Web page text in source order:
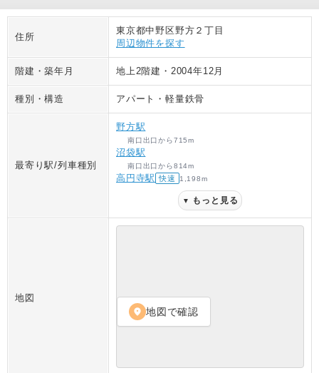
住所
東京都中野区野方２丁目
周辺物件を探す
階建・築年月 地上2階建 ・ 2004年12月
種別・構造 アパート ・軽量鉄骨
最寄り駅/列車種別
野方駅
南口出口から715m
沼袋駅
南口出口から814m
高円寺駅 快速 1,198m
▼ もっと見る
地図
location_on 地図で確認